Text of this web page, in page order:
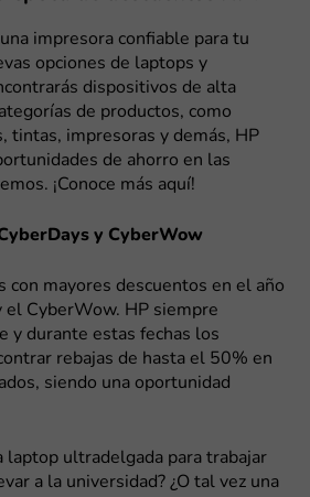
impresora confiable para tu
opciones de laptops y
dispositivos de alta
de productos, como
tintas, impresoras y demás, HP
de ahorro en las
¡Conoce más aquí!
y CyberWow
con mayores descuentos en el año
el CyberWow. HP siempre
y durante estas fechas los
rebajas de hasta el 50% en
siendo una oportunidad
laptop ultradelgada para trabajar
a la universidad? ¿O tal vez una